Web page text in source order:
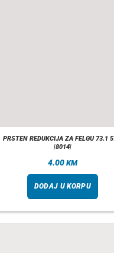
PRSTEN REDUKCIJA ZA FELGU 73.1
|8014|
4.00 KM
DODAJ U KORPU